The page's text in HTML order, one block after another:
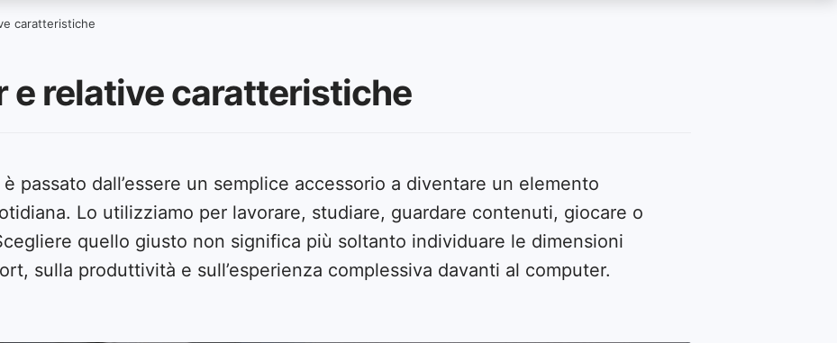
caratteristiche
e relative caratteristiche
passato dall’essere un semplice accessorio a diventare un elemento
Lo utilizziamo per lavorare, studiare, guardare contenuti, giocare o
quello giusto non significa più soltanto individuare le dimensioni
sulla produttività e sull’esperienza complessiva davanti al computer.